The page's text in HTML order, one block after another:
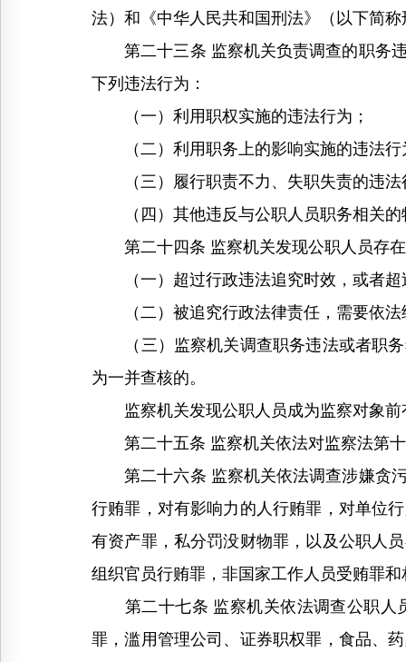
法）和《中华人民共和国刑法》（以下简
第二十三条 监察机关负责调查的职务违
下列违法行为：
（一）利用职权实施的违法行为；
（二）利用职务上的影响实施的违法行
（三）履行职责不力、失职失责的违法
（四）其他违反与公职人员职务相关的
第二十四条 监察机关发现公职人员存在
（一）超过行政违法追究时效，或者超
（二）被追究行政法律责任，需要依法
（三）监察机关调查职务违法或者职务
为一并查核的。
监察机关发现公职人员成为监察对象前
第二十五条 监察机关依法对监察法第十
第二十六条 监察机关依法调查涉嫌贪污
行贿罪，对有影响力的人行贿罪，对单位
有资产罪，私分罚没财物罪，以及公职人
组织官员行贿罪，非国家工作人员受贿罪
第二十七条 监察机关依法调查公职人
罪，滥用管理公司、证券职权罪，食品、